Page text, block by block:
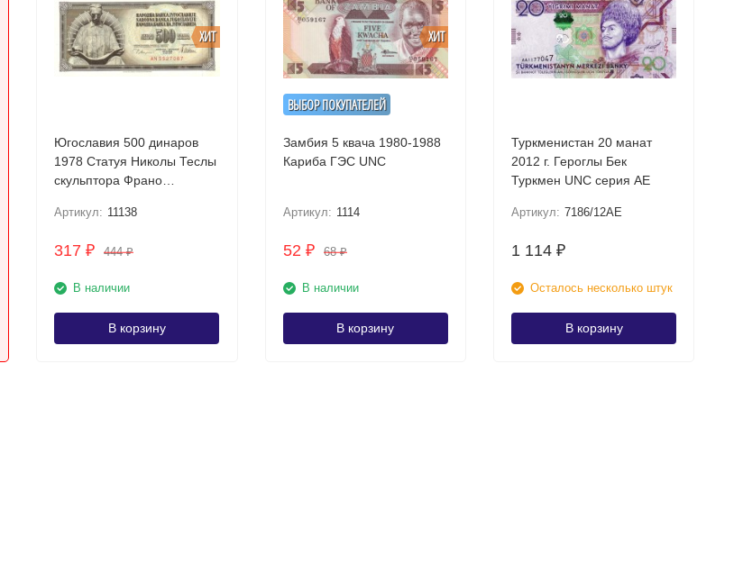
ХИТ
Югославия 500 динаров
1978 Статуя Николы Теслы
скульптора Франо
Артикул: 11138
317₽ 444₽
В наличии
В корзину
ВЫБОР ПОКУПАТЕЛЕЙ
ХИТ
Замбия 5 квача 1980-1988
Кариба ГЭС UNC
Артикул: 1114
52 ₽ 68₽
В наличии
В корзину
Туркменистан 20 манат
2012 г. Героглы Бек
Туркмен UNC серия АЕ
Артикул: 7186/12АЕ
1 114₽
Осталось несколько штук
В корзину